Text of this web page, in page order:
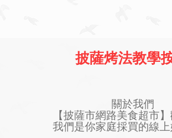
披薩烤法教學
關於我們
【披薩市網路美食超市】
我們是你家庭採買的線上